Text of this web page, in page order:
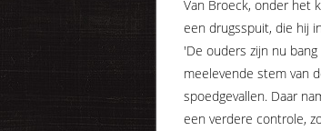
Van Broeck, onder het
een drugsspuit, die hij
'De ouders zijn nu
meelevende stem van
spoedgevallen. Daar
een verdere controle,